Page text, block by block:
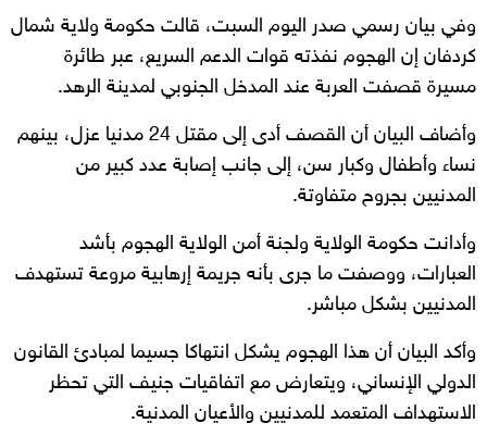
وفي بيان رسمي صدر اليوم السبت، قالت حكومة ولاية شمال
كردفان إن الهجوم نفذته قوات الدعم السريع، عبر طائرة
مسيرة قصفت العربة عند المدخل الجنوبي لمدينة الرهد.
وأضاف البيان أن القصف أدى إلى مقتل 24 مدنيا عزل، بينهم
نساء وأطفال وكبار سن، إلى جانب إصابة عدد كبير من
المدنيين بجروح متفاوتة.
وأدانت حكومة الولاية ولجنة أمن الولاية الهجوم بأشد
العبارات، ووصفت ما جرى بأنه جريمة إرهابية مروعة تستهدف
المدنيين بشكل مباشر.
وأكد البيان أن هذا الهجوم يشكل انتهاكا جسيما لمبادئ القانون
الدولي الإنساني، ويتعارض مع اتفاقيات جنيف التي تحظر
الاستهداف المتعمد للمدنيين والأعيان المدنية.